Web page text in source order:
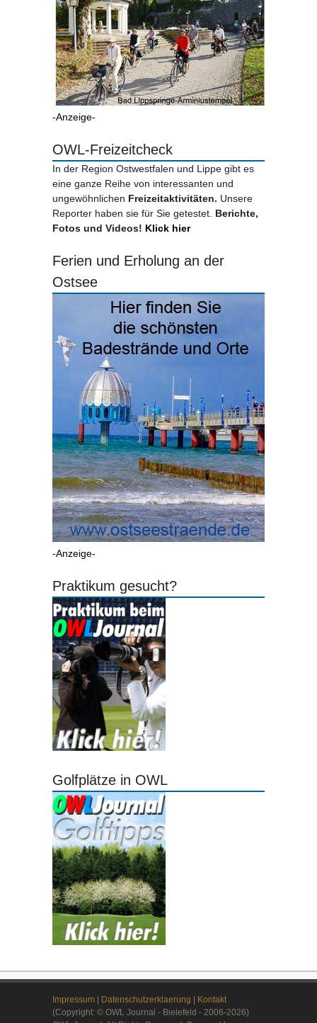
-Anzeige-
OWL-Freizeitcheck
In der Region Ostwestfalen und Lippe gibt es
eine ganze Reihe von interessanten und
ungewöhnlichen Freizeitaktivitäten. Unsere
Reporter haben sie für Sie getestet. Berichte,
Fotos und Videos! Klick hier
Ferien und Erholung an der
Ostsee
-Anzeige-
Praktikum gesucht?
Golfplätze in OWL
Impressum Datenschutzerklaerung
Kontakt
(Copyright: © OWL Journal - Bielefeld - 2006-2026)